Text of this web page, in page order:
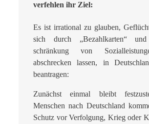
verfehlen ihr Ziel:
Es ist irrational zu glauben,
sich durch „Bezahlkarten“
schränkung von
abschrecken lassen, in
beantragen:
Zunächst einmal bleibt
Menschen nach Deutschland
Schutz vor Verfolgung, Krieg oder